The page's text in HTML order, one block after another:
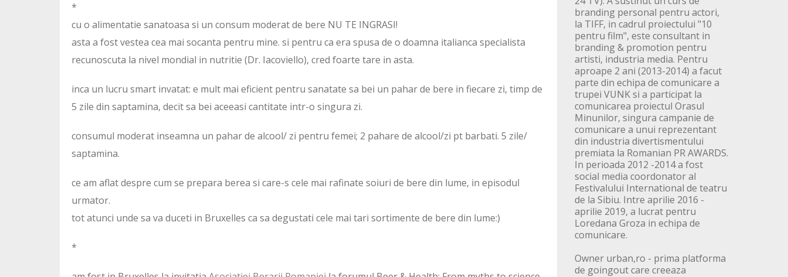
*
cu o alimentatie sanatoasa si un consum moderat de bere NU TE INGRASI!
asta a fost vestea cea mai socanta pentru mine. si pentru ca era spusa de o doamna italianca specialista
recunoscuta la nivel mondial in nutritie (Dr. Iacoviello), cred foarte tare in asta.
inca un lucru smart invatat: e mult mai eficient pentru sanatate sa bei un pahar de bere in fiecare zi, timp de
5 zile din saptamina, decit sa bei aceeasi cantitate intr-o singura zi.
consumul moderat inseamna un pahar de alcool/ zi pentru femei; 2 pahare de alcool/zi pt barbati. 5 zile/
saptamina.
ce am aflat despre cum se prepara berea si care-s cele mai rafinate soiuri de bere din lume, in episodul
urmator.
tot atunci unde sa va duceti in Bruxelles ca sa degustati cele mai tari sortimente de bere din lume:)
*
branding personal pentru actori,
la TIFF, in cadrul proiectului "10
pentru film", este consultant in
branding & promotion pentru
artisti, industria media. Pentru
aproape 2 ani (2013-2014) a facut
parte din echipa de comunicare a
trupei VUNK si a participat la
comunicarea proiectul Orasul
Minunilor, singura campanie de
comunicare a unui reprezentant
din industria divertismentului
premiata la Romanian PR AWARDS.
In perioada 2012 -2014 a fost
social media coordonator al
Festivalului International de teatru
de la Sibiu. Intre aprilie 2016 -
aprilie 2019, a lucrat pentru
Loredana Groza in echipa de
comunicare.
Owner urban,ro - prima platforma
de goingout care creeaza